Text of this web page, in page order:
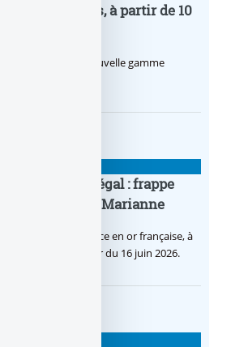
entrepreneurs, à partir de 10
Pro by CA, une nouvelle gamme
à cours légal : frappe
Bullion, Marianne
la nouvelle pièce en or française, à
à compter du 16 juin 2026.